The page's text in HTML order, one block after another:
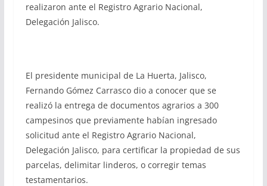
realizaron ante el Registro Agrario Nacional,
Delegación Jalisco.
El presidente municipal de La Huerta, Jalisco,
Fernando Gómez Carrasco dio a conocer que se
realizó la entrega de documentos agrarios a 300
campesinos que previamente habían ingresado
solicitud ante el Registro Agrario Nacional,
Delegación Jalisco, para certificar la propiedad de sus
parcelas, delimitar linderos, o corregir temas
testamentarios.